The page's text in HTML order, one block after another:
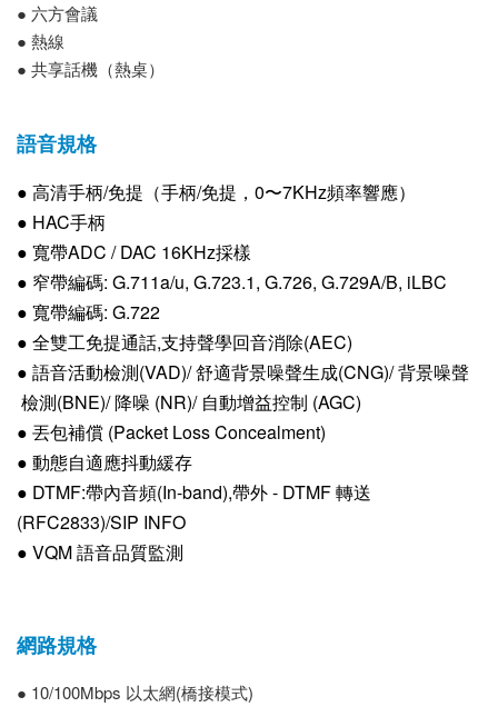
● 六方會議
● 熱線
● 共享話機（熱桌）
語音規格
● 高清手柄/免提（手柄/免提，0〜7KHz頻率響應）
● HAC手柄
● 寬帶ADC / DAC 16KHz採樣
● 窄帶編碼: G.711a/u, G.723.1, G.726, G.729A/B, iLBC
● 寬帶編碼: G.722
● 全雙工免提通話,支持聲學回音消除(AEC)
● 語音活動檢測(VAD)/ 舒適背景噪聲生成(CNG)/ 背景噪聲
檢測(BNE)/ 降噪 (NR)/ 自動增益控制 (AGC)
● 丟包補償 (Packet Loss Concealment)
● 動態自適應抖動緩存
● DTMF:帶內音頻(In-band),帶外 - DTMF 轉送
(RFC2833)/SIP INFO
● VQM 語音品質監測
網路規格
● 10/100Mbps 以太網(橋接模式)